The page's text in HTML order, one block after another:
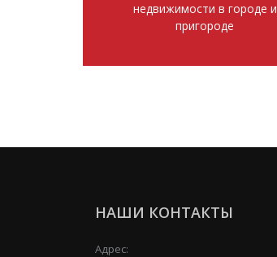
недвижимости в городе и
пригороде
НАШИ КОНТАКТЫ
Адрес: